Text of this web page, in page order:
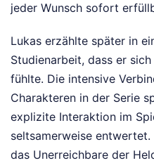
jeder Wunsch sofort
Lukas erzählte später in
Studienarbeit, dass er
fühlte. Die intensive
Charakteren in der Serie
explizite Interaktion im
seltsamerweise
das Unerreichbare der